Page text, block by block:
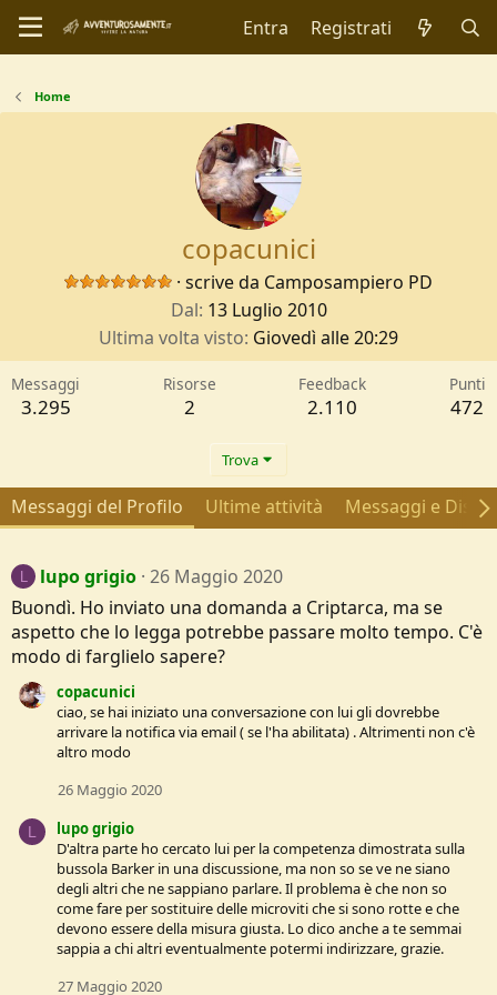
Entra Registrati
Home
copacunici
· scrive da Camposampiero PD
Dal 13 Luglio 2010
Ultima volta visto Giovedì alle 20:29
Messaggi
3.295
Risorse
2
Feedback
2.110
Punti
472
Trova
Messaggi del Profilo Ultime attività Messaggi e
L lupo grigio 26 Maggio 2020
Buondì. Ho inviato una domanda a Criptarca, ma se
aspetto che lo legga potrebbe passare molto tempo. C'è
modo di farglielo sapere?
copacunici
ciao, se hai iniziato una conversazione con lui gli dovrebbe
arrivare la notifica via email ( se l'ha abilitata) . Altrimenti non c'è
altro modo
26 Maggio 2020
L
lupo grigio
D'altra parte ho cercato lui per la competenza dimostrata sulla
bussola Barker in una discussione, ma non so se ve ne siano
degli altri che ne sappiano parlare. Il problema è che non so
come fare per sostituire delle microviti che si sono rotte e che
devono essere della misura giusta. Lo dico anche a te semmai
sappia a chi altri eventualmente potermi indirizzare, grazie.
27 Maggio 2020